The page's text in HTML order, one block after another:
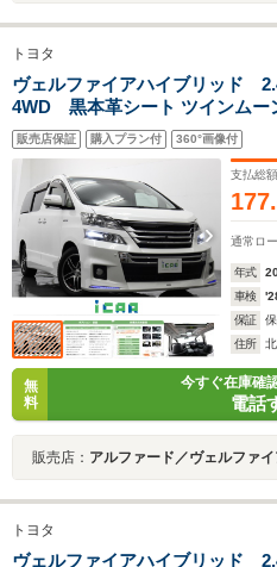
トヨタ
ヴェルファイアハイブリッド
4WD 黒本革シート ツインムー
プレミアムサウンドシステム 純
ニター パワーバックドア 両側パワースライドドア モデリ
スタ エアロツアラーキット ス
販売店保証 購入プラン付 360°画像付
支払総額
177.
通常ロ
年式
車検
保証
住所
無
料
今すぐ在庫確
電話
販売店： アルファード／ヴェルフ
トヨタ
ヴェルファイアハイブリッド